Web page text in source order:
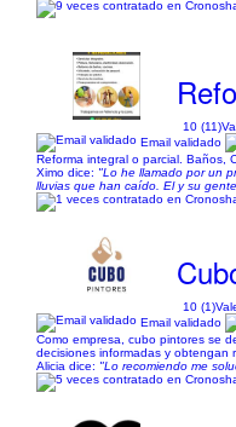
10 (11)
Email validado
Reforma integral o parcial. Baños,
Ximo dice: "Lo he llamado por un
lluvias que han caído. El y su
10 (1)
Email validado
Como empresa, cubo pintores se
decisiones informadas y obtengan
Alicia dice: "Lo recomiendo me